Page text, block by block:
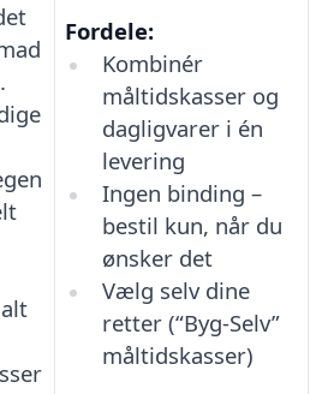
Fordele:
Kombinér
måltidskasser og
dagligvarer i én
levering
Ingen binding –
bestil kun, når du
ønsker det
Vælg selv dine
retter (“Byg-Selv”
måltidskasser)